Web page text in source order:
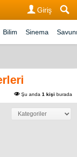
Giriş
Bilim Sinema
Şu anda 1 kişi burada